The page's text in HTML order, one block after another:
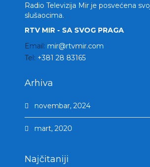
Radio Televizija Mir je posvećena
slušaocima.
RTV MIR - SA SVOG PRAGA
Email: mir@rtvmir.com
Tel: +381 28 83165
Arhiva
novembar, 2024
mart, 2020
Najčitaniji